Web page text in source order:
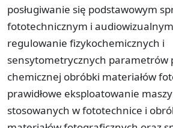
posługiwanie się podstawowym
fototechnicznym i
regulowanie fizykochemicznych i
sensytometrycznych parametrów
chemicznej obróbki materiałów
prawidłowe eksploatowanie
stosowanych w fototechnice i